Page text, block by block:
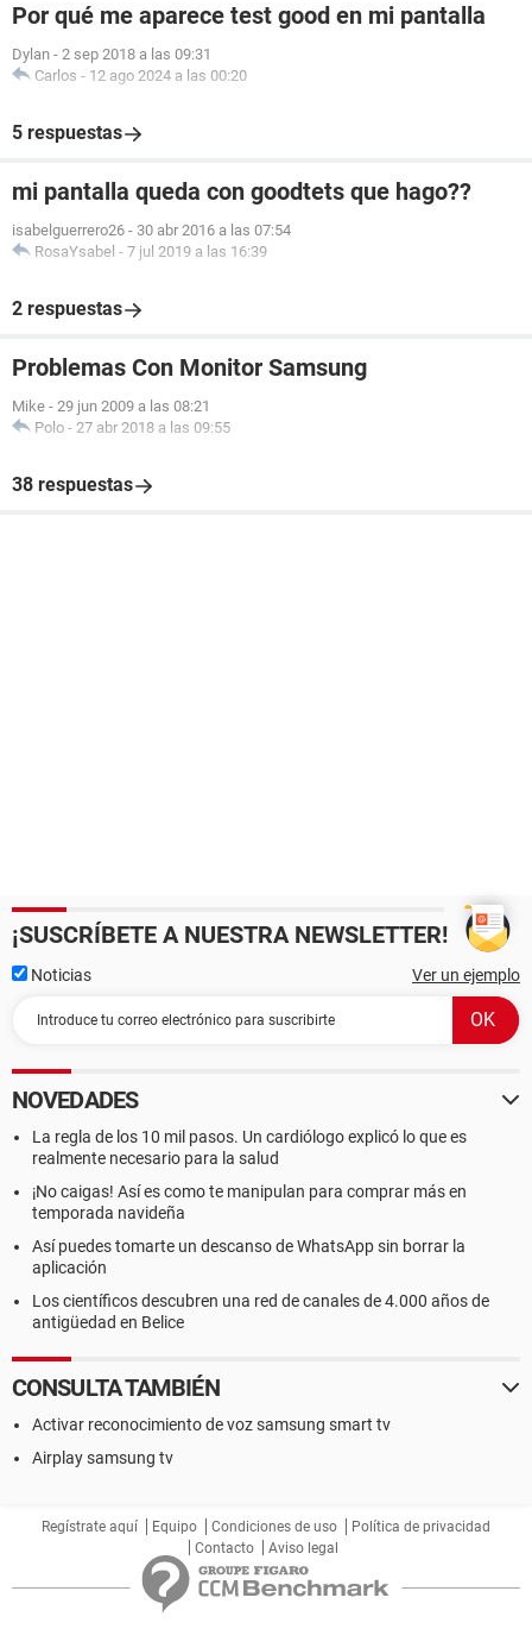
Por qué me aparece test good en mi pantalla
Dylan - 2 sep 2018 a las 09:31
Carlos - 12 ago 2024 a las 00:20
5 respuestas
mi pantalla queda con goodtets que hago??
isabelguerrero26 - 30 abr 2016 a las 07:54
RosaYsabel - 7 jul 2019 a las 16:39
2 respuestas
Problemas Con Monitor Samsung
Mike - 29 jun 2009 a las 08:21
Polo - 27 abr 2018 a las 09:55
38 respuestas
¡SUSCRÍBETE A NUESTRA NEWSLETTER!
Noticias Ver un ejemplo
NOVEDADES
La regla de los 10 mil pasos. Un cardiólogo explicó lo que es
realmente necesario para la salud
¡No caigas! Así es como te manipulan para comprar más en
temporada navideña
Así puedes tomarte un descanso de WhatsApp sin borrar la
aplicación
Los científicos descubren una red de canales de 4.000 años de
antigüedad en Belice
CONSULTA TAMBIÉN
Activar reconocimiento de voz samsung smart tv
Airplay samsung tv
Regístrate aquí Equipo Condiciones de uso
Política de privacidad
Contacto
Aviso legal